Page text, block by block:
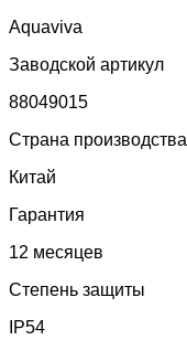
Aquaviva
Заводской артикул
88049015
Страна производства
Китай
Гарантия
12 месяцев
Степень защиты
IP54